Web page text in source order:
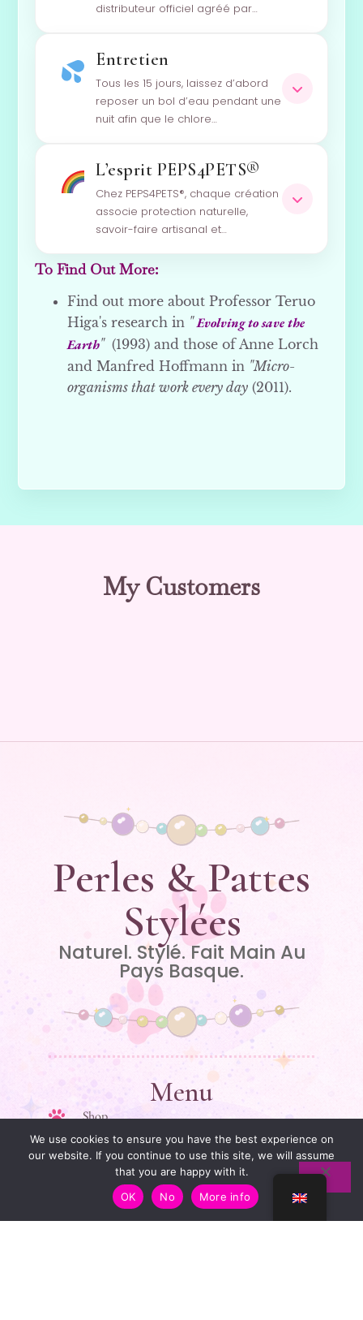
distributeur officiel agréé par…
Entretien
Tous les 15 jours, laissez d’abord
reposer un bol d’eau pendant une
nuit afin que le chlore…
L’esprit PEPS4PETS®
Chez PEPS4PETS®, chaque création
associe protection naturelle,
savoir-faire artisanal et…
To Find Out More:
Find out more about Professor Teruo
Higa's research in "Evolving to save the
Earth" (1993) and those of Anne Lorch
and Manfred Hoffmann in "Micro-
organisms that work every day (2011).
My Customers
Perles & Pattes
Stylées
Naturel. Stylé. Fait Main Au
Pays Basque.
Menu
Shop
My story
Guide des tailles
Contact
Liens Utiles
We use cookies to ensure you have the best experience on
our website. If you continue to use this site, we will assume
that you are happy with it.
OK
No More info